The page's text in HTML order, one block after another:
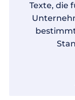
Texte, die